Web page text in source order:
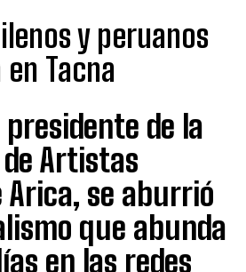
y peruanos
Tacna
de la
Artistas
Arica, se aburrió
que abunda
en las redes